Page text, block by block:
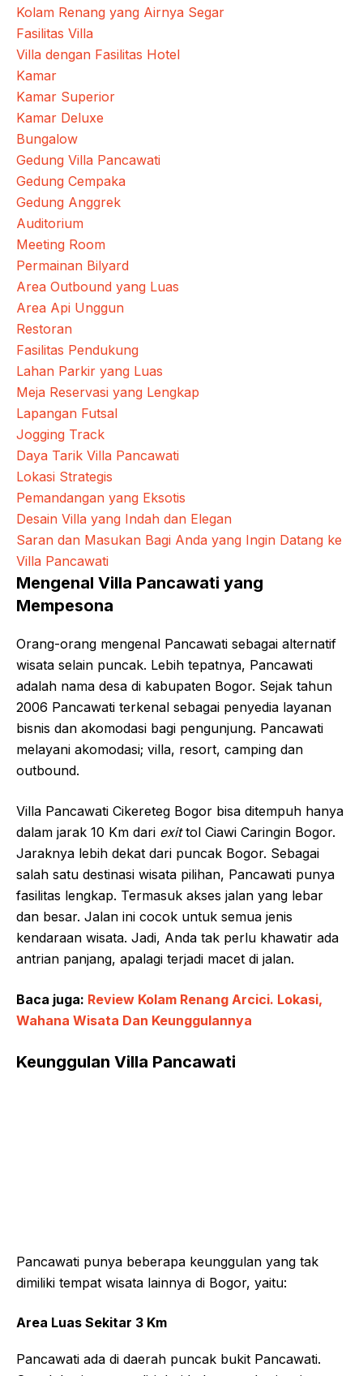
Kolam Renang yang Airnya Segar
Fasilitas Villa
Villa dengan Fasilitas Hotel
Kamar
Kamar Superior
Kamar Deluxe
Bungalow
Gedung Villa Pancawati
Gedung Cempaka
Gedung Anggrek
Auditorium
Meeting Room
Permainan Bilyard
Area Outbound yang Luas
Area Api Unggun
Restoran
Fasilitas Pendukung
Lahan Parkir yang Luas
Meja Reservasi yang Lengkap
Lapangan Futsal
Jogging Track
Daya Tarik Villa Pancawati
Lokasi Strategis
Pemandangan yang Eksotis
Desain Villa yang Indah dan Elegan
Saran dan Masukan Bagi Anda yang Ingin Datang ke
Villa Pancawati
Mengenal Villa Pancawati yang
Mempesona
Orang-orang mengenal Pancawati sebagai alternatif
wisata selain puncak. Lebih tepatnya, Pancawati
adalah nama desa di kabupaten Bogor. Sejak tahun
2006 Pancawati terkenal sebagai penyedia layanan
bisnis dan akomodasi bagi pengunjung. Pancawati
melayani akomodasi; villa, resort, camping dan
outbound.
Villa Pancawati Cikereteg Bogor bisa ditempuh hanya
dalam jarak 10 Km dari exittol Ciawi Caringin Bogor.
Jaraknya lebih dekat dari puncak Bogor. Sebagai
salah satu destinasi wisata pilihan, Pancawati punya
fasilitas lengkap. Termasuk akses jalan yang lebar
dan besar. Jalan ini cocok untuk semua jenis
kendaraan wisata. Jadi, Anda tak perlu khawatir ada
antrian panjang, apalagi terjadi macet di jalan.
Baca juga: Review Kolam Renang Arcici. Lokasi,
Wahana Wisata Dan Keunggulannya
Keunggulan Villa Pancawati
Pancawati punya beberapa keunggulan yang tak
dimiliki tempat wisata lainnya di Bogor, yaitu:
Area Luas Sekitar 3 Km
Pancawati ada di daerah puncak bukit Pancawati.